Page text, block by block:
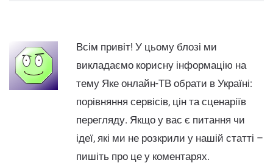
Всім привіт! У цьому блозі ми
викладаємо корисну інформацію на
тему Яке онлайн-ТВ обрати в Україні:
порівняння сервісів, цін та сценаріїв
перегляду. Якщо у вас є питання чи
ідеї, які ми не розкрили у нашій статті –
пишіть про це у коментарях.